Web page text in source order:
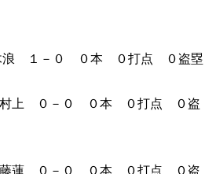
０ ０本 ０打点 ０盗塁
－０ ０本 ０打点 ０盗
－０ ０本 ０打点 ０盗